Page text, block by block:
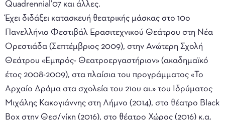
Quadrennial’07 και άλλες.
Έχει διδάξει κατασκευή θεατρικής μάσκας στο 10ο
Πανελλήνιο Φεστιβάλ Ερασιτεχνικού Θεάτρου στη Νέα
Ορεστιάδα (Σεπτέμβριος 2009), στην Ανώτερη Σχολή
Θεάτρου «Εμπρός- Θεατροεργαστήριον» (ακαδημαϊκό
έτος 2008-2009), στα πλαίσια του προγράμματος «Το
Αρχαίο Δράμα στα σχολεία του 21ου αι.» του Ιδρύματος
Μιχάλης Κακογιάννης στη Λήμνο (2014), στο θέατρο Black
Box στην Θεσ/νίκη (2016), στο θέατρο Χώρος (2016) κ.α.